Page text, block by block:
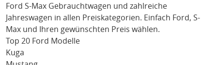
Ford S-Max Gebrauchtwagen und zahlreiche
Jahreswagen in allen Preiskategorien. Einfach Ford, S-
Max und Ihren gewünschten Preis wählen.
Top 20 Ford Modelle
Kuga